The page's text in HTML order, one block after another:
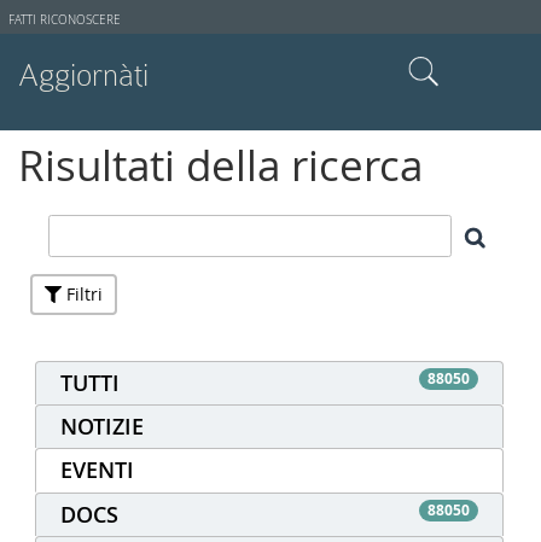
Strumenti
FATTI RICONOSCERE
Aggiornàti
Ricerca avanzata…
Risultati della ricerca
Filtri
TUTTI 88050
NOTIZIE
EVENTI
DOCS
88050